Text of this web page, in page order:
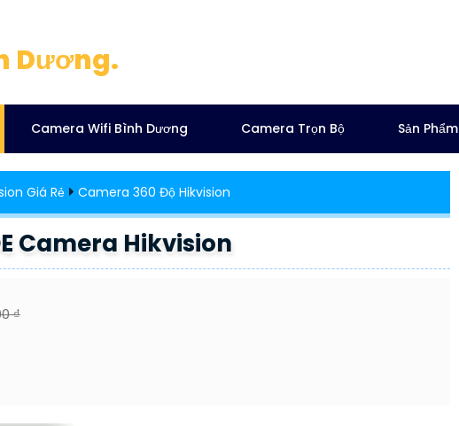
Dương.
Camera Wifi Bình Dương Camera Trọn Bộ Sản Phẩm
Giá Rẻ Camera 360 Độ Hikvision
Camera Hikvision
₫